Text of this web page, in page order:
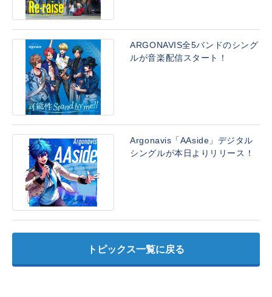
ARGONAVIS全5バンドのシング
ルが音楽配信スタート！
Argonavis「AAside」デジタル
シングルが本日よりリリース！
トピックス一覧に戻る